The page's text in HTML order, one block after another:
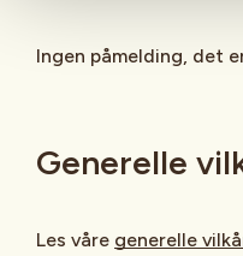
Ingen påmelding, det
Generelle
Les våre generelle